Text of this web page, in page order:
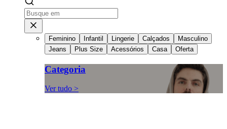
Feminino Infantil Lingerie Calçados
Masculino
Jeans
Plus Size Acessórios Casa Oferta
Categoria
Ver tudo >